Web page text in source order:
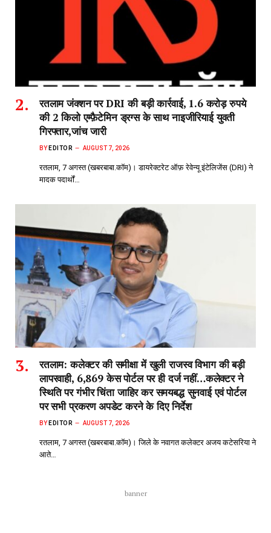
रतलाम जंक्शन पर DRI की बड़ी कार्रवाई, 1.6 करोड़ रुपये
की 2 किलो एम्फ़ैटेमिन ड्रग्स के साथ नाइजीरियाई युवती
गिरफ्तार,जांच जारी
BY EDITOR AUGUST 7, 2026
रतलाम, 7 अगस्त (खबरबाबा.कॉम)। डायरेक्टरेट ऑफ़ रेवेन्यू इंटेलिजेंस (DRI) ने
मादक पदार्थों…
रतलाम: कलेक्टर की समीक्षा में खुली राजस्व विभाग की बड़ी
लापरवाही, 6,869 केस पोर्टल पर ही दर्ज नहीं…कलेक्टर ने
स्थिति पर गंभीर चिंता जाहिर कर समयबद्ध सुनवाई एवं पोर्टल
पर सभी प्रकरण अपडेट करने के दिए निर्देश
BY EDITOR AUGUST 7, 2026
रतलाम, 7 अगस्त (खबरबाबा.कॉम)। जिले के नवागत कलेक्टर अजय कटेसरिया ने
आते…
banner